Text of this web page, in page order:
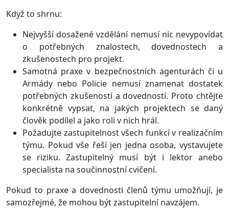
Když to shrnu:
Nejvyšší dosažené vzdělání nemusí nic nevypovídat
o potřebných znalostech, dovednostech a
zkušenostech pro projekt.
Samotná praxe v bezpečnostních agenturách či u
Armády nebo Policie nemusí znamenat dostatek
potřebných zkušeností a dovedností. Proto chtějte
konkrétně vypsat, na jakých projektech se daný
člověk podílel a jako roli v nich hrál.
Požadujte zastupitelnost všech funkcí v realizačním
týmu. Pokud vše řeší jen jedna osoba, vystavujete
se riziku. Zastupitelný musí být i lektor anebo
specialista na součinnostní cvičení.
Pokud to praxe a dovednosti členů týmu umožňují, je
samozřejmé, že mohou být zastupitelní navzájem.